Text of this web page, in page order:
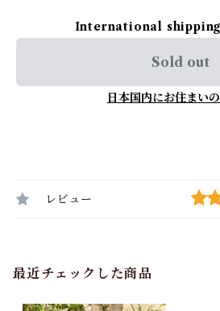
International
Sold out
日本国内にお住まい
レビュー
最近チェックした商品